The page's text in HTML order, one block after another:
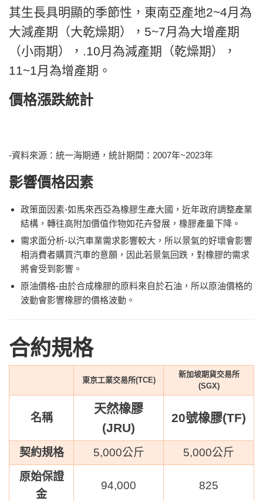
其生長具明顯的季節性，東南亞產地2~4月為
大減產期（大乾燥期），5~7月為大增產期
（小雨期），.10月為減產期（乾燥期），
11~1月為增產期。
價格漲跌統計
-資料來源：統一海期通，統計期間：2007年~2023年
影響價格因素
政策面因素-如馬來西亞為橡膠生產大國，近年政府調整產業
結構，轉往高附加價值作物如花卉發展，橡膠產量下降。
需求面分析-以汽車業需求影響較大，所以景氣的好壞會影響
相消費者購買汽車的意願，因此若景氣回跌，對橡膠的需求
將會受到影響。
原油價格-由於合成橡膠的原料來自於石油，所以原油價格的
波動會影響橡膠的價格波動。
合約規格
東京工業交易所(TCE)
新加坡期貨交易所
(SGX)
名稱
天然橡膠
(JRU)
20號橡膠(TF)
契約規格 5,000公斤
5,000公斤
原始保證
金
94,000 825